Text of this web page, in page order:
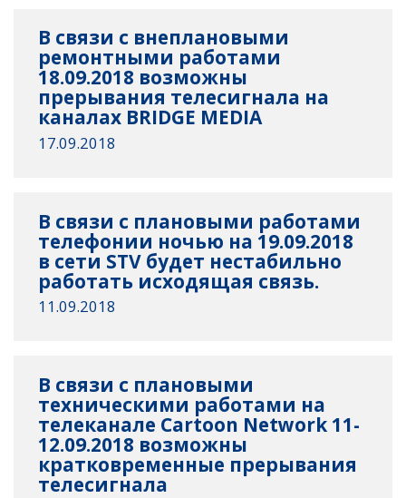
В связи с внеплановыми
ремонтными работами
18.09.2018 возможны
прерывания телесигнала на
каналах BRIDGE MEDIA
17.09.2018
В связи с плановыми работами
телефонии ночью на 19.09.2018
в сети STV будет нестабильно
работать исходящая связь.
11.09.2018
В связи с плановыми
техническими работами на
телеканале Cartoon Network 11-
12.09.2018 возможны
кратковременные прерывания
телесигнала